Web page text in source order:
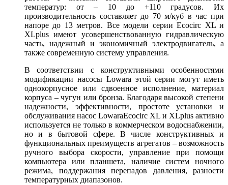
температур: от – 10 до +110 градусов. Их
производительность составляет до 70 м/куб в час при
напоре до 13 метров. Все модели серии Еcocirc XL и
XLplus имеют усовершенствованную гидравлическую
часть, надежный и экономичный электродвигатель, а
также современную систему управления.
В соответствии с конструктивными особенностями
модификации насосы Lowara этой серии могут иметь
однокорпусное или сдвоенное исполнение, материал
корпуса – чугун или бронза. Благодаря высокой степени
надежности, эффективности, простоте установки и
обслуживания насос LowaraЕcocirc XL и XLplus активно
используется не только в коммерческом водоснабжении,
но и в бытовой сфере. В числе конструктивных и
функциональных преимуществ агрегатов – возможность
ручного выбора скорости, управление при помощи
компьютера или планшета, наличие систем ночного
режима, поддержания перепадов давления, разности
температурных диапазонов.